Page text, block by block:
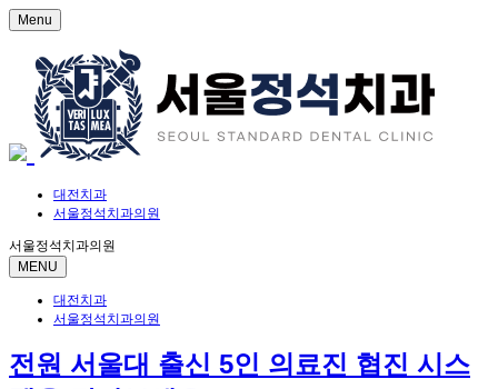
Menu
대전치과
서울정석치과의원
서울정석치과의원
MENU
대전치과
서울정석치과의원
전원 서울대 출신 5인 의료진 협진 시스